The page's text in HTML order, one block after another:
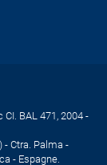
BAL 471, 2004 -
- Ctra. Palma -
- Espagne.